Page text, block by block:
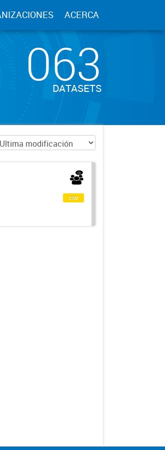
ACERCA
063
DATASETS
csv